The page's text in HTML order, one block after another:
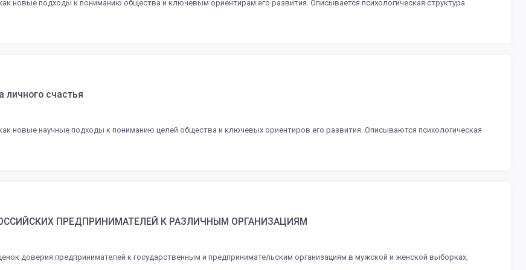
новые подходы к пониманию общества и ключевым ориентирам его развития. Описывается психологическая структура
счастья
новые научные подходы к пониманию целей общества и ключевых ориентиров его развития. Описываются психологическая
ПРЕДПРИНИМАТЕЛЕЙ К РАЗЛИЧНЫМ ОРГАНИЗАЦИЯМ
доверия предпринимателей к государственным и предпринимательским организациям в мужской и женской выборках,